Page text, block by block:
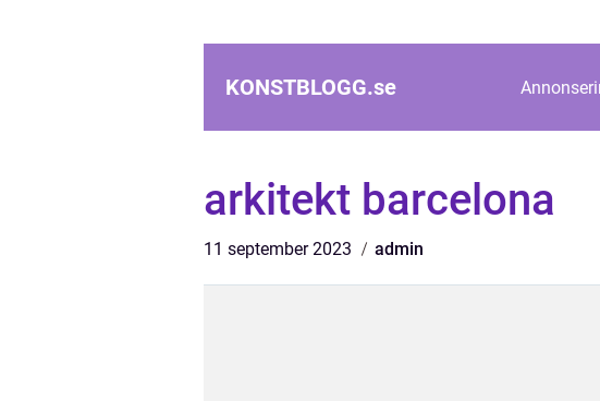
KONSTBLOGG.se
arkitekt barcelona
11 september 2023 admin